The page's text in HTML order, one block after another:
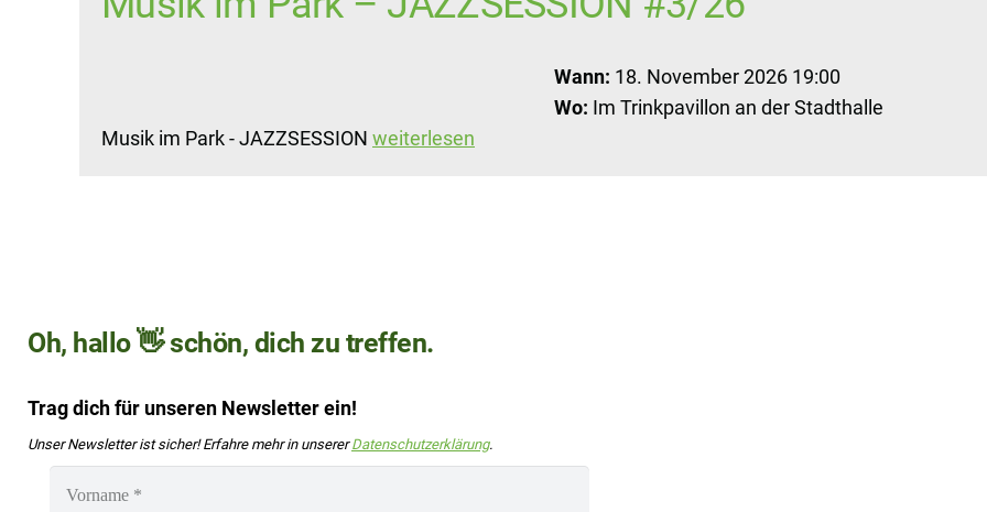
Wann: 18. November 2026 19:00
Wo: Im Trinkpavillon an der Stadthalle
Musik im Park - JAZZSESSION weiterlesen
Oh, hallo 👋 schön, dich zu treffen.
Trag dich für unseren Newsletter ein!
Unser Newsletter ist sicher! Erfahre mehr in unsererDatenschutzerklärung.